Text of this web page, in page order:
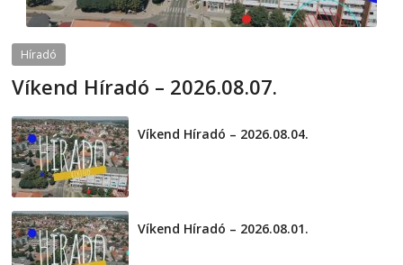
Híradó
Víkend Híradó – 2026.08.07.
Víkend Híradó – 2026.08.04.
Víkend Híradó – 2026.08.01.